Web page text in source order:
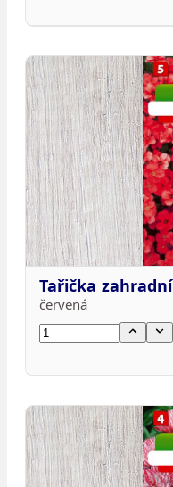
Tařička zahradní
červená